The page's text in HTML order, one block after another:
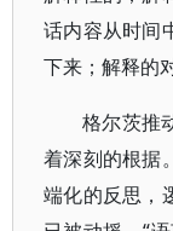
话内容从时间
下来；解释的
格尔茨推
着深刻的根据
端化的反思，